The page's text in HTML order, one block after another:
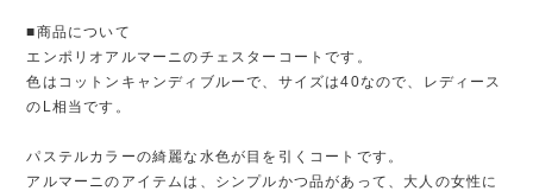
■商品について
エンポリオアルマーニのチェスターコートです。
色はコットンキャンディブルーで、サイズは40なので、レディース
のL相当です。
パステルカラーの綺麗な水色が目を引くコートです。
アルマーニのアイテムは、シンプルかつ品があって、大人の女性に